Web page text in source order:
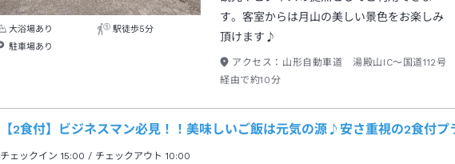
大浴場あり
駅徒歩5分
駐車場あり
す。客室からは月山の美しい景色をお楽しみ
頂けます♪
アクセス： 山形自動車道 湯殿山IC～国道112号
経由で約10分
【2食付】ビジネスマン必見！！美味しいご飯は元気の源♪安さ重視の2食付プ
チェックイン15:00 / チェックアウト 10:00